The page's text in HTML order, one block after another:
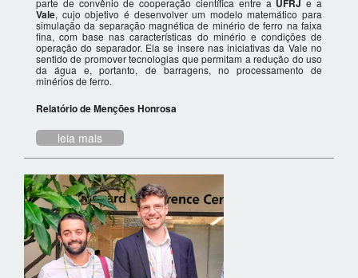
UFRJ
Vale, cujo objetivo é desenvolver um modelo matemático para
simulação da separação magnética de minério de ferro na faixa
fina, com base nas características do minério e condições de
operação do separador. Ela se insere nas iniciativas da Vale no
sentido de promover tecnologias que permitam a redução do uso
da água e, portanto, de barragens, no processamento de
minérios de ferro.
Relatório de Menções Honrosa
leia mais